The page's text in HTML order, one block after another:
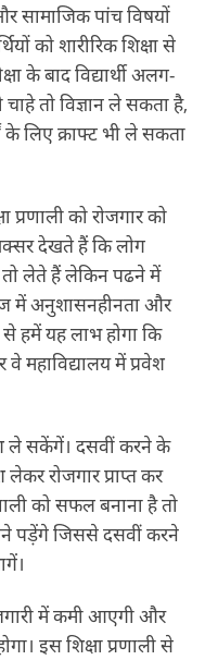
सामाजिक पांच विषयों
को शारीरिक शिक्षा से
के बाद विद्यार्थी अलग-
तो विज्ञान ले सकता है,
लिए क्राफ्ट भी ले सकता
प्रणाली को रोजगार को
देखते हैं कि लोग
तो लेते हैं लेकिन पढने में
में अनुशासनहीनता और
से हमें यह लाभ होगा कि
महाविद्यालय में प्रवेश
ले सकेंगें। दसवीं करने के
लेकर रोजगार प्राप्त कर
को सफल बनाना है तो
पड़ेंगे जिससे दसवीं करने
में कमी आएगी और
इस शिक्षा प्रणाली से